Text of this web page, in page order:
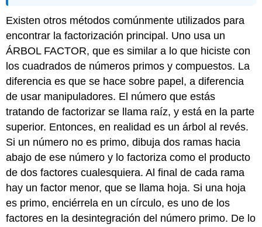
Existen otros métodos comúnmente utilizados para
encontrar la factorización principal. Uno usa un
ÁRBOL FACTOR, que es similar a lo que hiciste con
los cuadrados de números primos y compuestos. La
diferencia es que se hace sobre papel, a diferencia
de usar manipuladores. El número que estás
tratando de factorizar se llama raíz, y está en la parte
superior. Entonces, en realidad es un árbol al revés.
Si un número no es primo, dibuja dos ramas hacia
abajo de ese número y lo factoriza como el producto
de dos factores cualesquiera. Al final de cada rama
hay un factor menor, que se llama hoja. Si una hoja
es primo, enciérrela en un círculo, es uno de los
factores en la desintegración del número primo. De lo